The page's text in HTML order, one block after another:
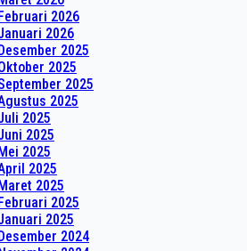
2026
2026
2025
2025
2025
2025
2025
2025
2025
2025
2025
2025
2025
2024